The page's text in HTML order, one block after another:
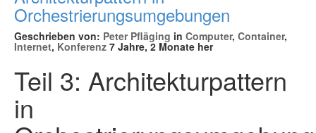
Orchestrierungsumgebungen
Geschrieben von: Peter Pfläging in Computer, Container,
Internet, Konferenz 7 Jahre, 2 Monate her
Teil 3: Architekturpattern
in